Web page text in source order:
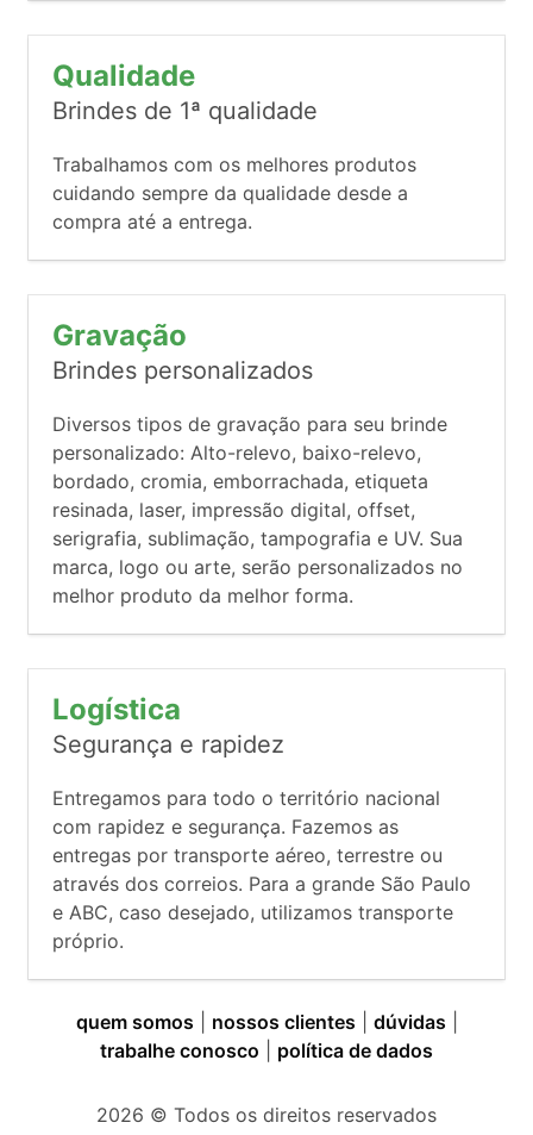
Qualidade
Brindes de 1ª qualidade
Trabalhamos com os melhores produtos
cuidando sempre da qualidade desde a
compra até a entrega.
Gravação
Brindes personalizados
Diversos tipos de gravação para seu brinde
personalizado: Alto-relevo, baixo-relevo,
bordado, cromia, emborrachada, etiqueta
resinada, laser, impressão digital, offset,
serigrafia, sublimação, tampografia e UV. Sua
marca, logo ou arte, serão personalizados no
melhor produto da melhor forma.
Logística
Segurança e rapidez
Entregamos para todo o território nacional
com rapidez e segurança. Fazemos as
entregas por transporte aéreo, terrestre ou
através dos correios. Para a grande São Paulo
e ABC, caso desejado, utilizamos transporte
próprio.
quem somos nossos clientes dúvidas
trabalhe conosco
política de dados
2026 © Todos os direitos reservados